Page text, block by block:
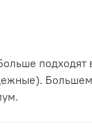
подходят